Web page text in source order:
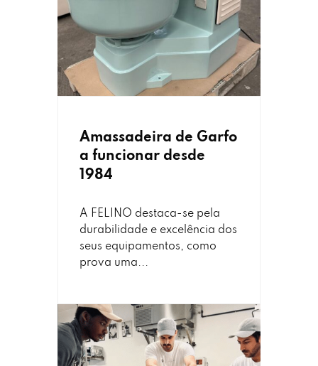
Amassadeira de Garfo
a funcionar desde
1984
A FELINO destaca-se pela
durabilidade e excelência dos
seus equipamentos, como
prova uma...